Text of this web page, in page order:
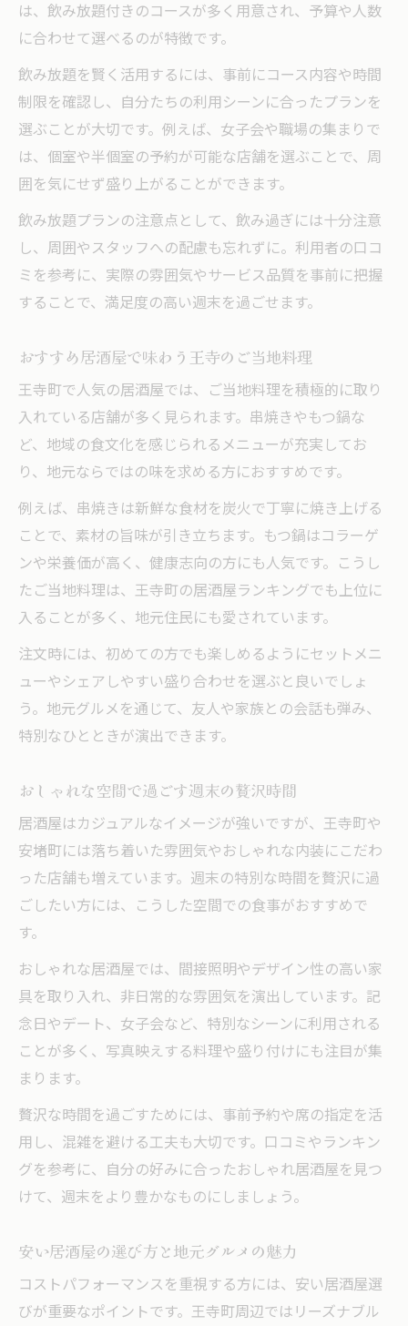
は、飲み放題付きのコースが多く用意され、予算や人数
に合わせて選べるのが特徴です。
飲み放題を賢く活用するには、事前にコース内容や時間
制限を確認し、自分たちの利用シーンに合ったプランを
選ぶことが大切です。例えば、女子会や職場の集まりで
は、個室や半個室の予約が可能な店舗を選ぶことで、周
囲を気にせず盛り上がることができます。
飲み放題プランの注意点として、飲み過ぎには十分注意
し、周囲やスタッフへの配慮も忘れずに。利用者の口コ
ミを参考に、実際の雰囲気やサービス品質を事前に把握
することで、満足度の高い週末を過ごせます。
おすすめ居酒屋で味わう王寺のご当地料理
王寺町で人気の居酒屋では、ご当地料理を積極的に取り
入れている店舗が多く見られます。串焼きやもつ鍋な
ど、地域の食文化を感じられるメニューが充実してお
り、地元ならではの味を求める方におすすめです。
例えば、串焼きは新鮮な食材を炭火で丁寧に焼き上げる
ことで、素材の旨味が引き立ちます。もつ鍋はコラーゲ
ンや栄養価が高く、健康志向の方にも人気です。こうし
たご当地料理は、王寺町の居酒屋ランキングでも上位に
入ることが多く、地元住民にも愛されています。
注文時には、初めての方でも楽しめるようにセットメニ
ューやシェアしやすい盛り合わせを選ぶと良いでしょ
う。地元グルメを通じて、友人や家族との会話も弾み、
特別なひとときが演出できます。
おしゃれな空間で過ごす週末の贅沢時間
居酒屋はカジュアルなイメージが強いですが、王寺町や
安堵町には落ち着いた雰囲気やおしゃれな内装にこだわ
った店舗も増えています。週末の特別な時間を贅沢に過
ごしたい方には、こうした空間での食事がおすすめで
す。
おしゃれな居酒屋では、間接照明やデザイン性の高い家
具を取り入れ、非日常的な雰囲気を演出しています。記
念日やデート、女子会など、特別なシーンに利用される
ことが多く、写真映えする料理や盛り付けにも注目が集
まります。
贅沢な時間を過ごすためには、事前予約や席の指定を活
用し、混雑を避ける工夫も大切です。口コミやランキン
グを参考に、自分の好みに合ったおしゃれ居酒屋を見つ
けて、週末をより豊かなものにしましょう。
安い居酒屋の選び方と地元グルメの魅力
コストパフォーマンスを重視する方には、安い居酒屋選
びが重要なポイントです。王寺町周辺ではリーズナブル